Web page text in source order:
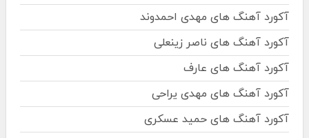
آکورد آهنگ های مهدی احمدوند
آکورد آهنگ های ناصر زینعلی
آکورد آهنگ های عارف
آکورد آهنگ های مهدی یراحی
آکورد آهنگ های حمید عسکری